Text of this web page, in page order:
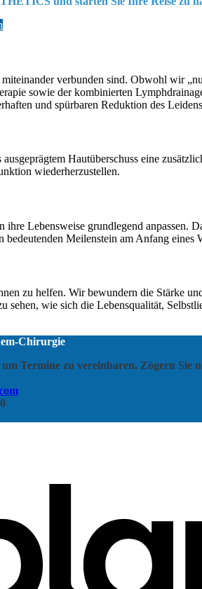
verbunden sind. Obwohl wir
sowie der kombinierten
und spürbaren Reduktion des
Hautüberschuss eine
wiederherzustellen.
Lebensweise grundlegend anpassen.
Meilenstein am Anfang eines
zu helfen. Wir bewundern die Stärke
wie sich die Lebensqualität,
Chirurgie
Termine zu vereinbaren. Zögern Sie